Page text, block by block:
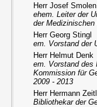
Herr Josef Smolen
ehem. Leiter der
der
Herr Georg Stingl
em. Vorstand der
Herr Helmut Denk
em. Vorstand des
Kommission für
2009 - 2013
Herr Hermann
Bibliothekar der